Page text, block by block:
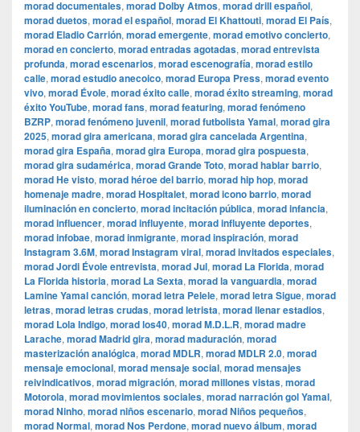
morad documentales, morad Dolby Atmos, morad drill español,
morad duetos, morad el español, morad El Khattouti, morad El País,
morad Eladio Carrión, morad emergente, morad emotivo concierto,
morad en concierto, morad entradas agotadas, morad entrevista
profunda, morad escenarios, morad escenografía, morad estilo
calle, morad estudio anecoico, morad Europa Press, morad evento
vivo, morad Évole, morad éxito calle, morad éxito streaming, morad
éxito YouTube, morad fans, morad featuring, morad fenómeno
BZRP, morad fenómeno juvenil, morad futbolista Yamal, morad gira
2025, morad gira americana, morad gira cancelada Argentina,
morad gira España, morad gira Europa, morad gira pospuesta,
morad gira sudamérica, morad Grande Toto, morad hablar barrio,
morad He visto, morad héroe del barrio, morad hip hop, morad
homenaje madre, morad Hospitalet, morad icono barrio, morad
iluminación en concierto, morad incitación pública, morad infancia,
morad influencer, morad influyente, morad influyente deportes,
morad infobae, morad inmigrante, morad inspiración, morad
Instagram 3.6M, morad Instagram viral, morad invitados especiales,
morad Jordi Évole entrevista, morad Jul, morad La Florida, morad
La Florida historia, morad La Sexta, morad la vanguardia, morad
Lamine Yamal canción, morad letra Pelele, morad letra Sigue, morad
letras, morad letras crudas, morad letrista, morad llenar estadios,
morad Lola Indigo, morad los40, morad M.D.L.R, morad madre
Larache, morad Madrid gira, morad maduración, morad
masterización analógica, morad MDLR, morad MDLR 2.0, morad
mensaje emocional, morad mensaje social, morad mensajes
reivindicativos, morad migración, morad millones vistas, morad
Motorola, morad movimientos sociales, morad narración gol Yamal,
morad Ninho, morad niños escenario, morad Niños pequeños,
morad Normal, morad Nos Perdone, morad nuevo álbum, morad